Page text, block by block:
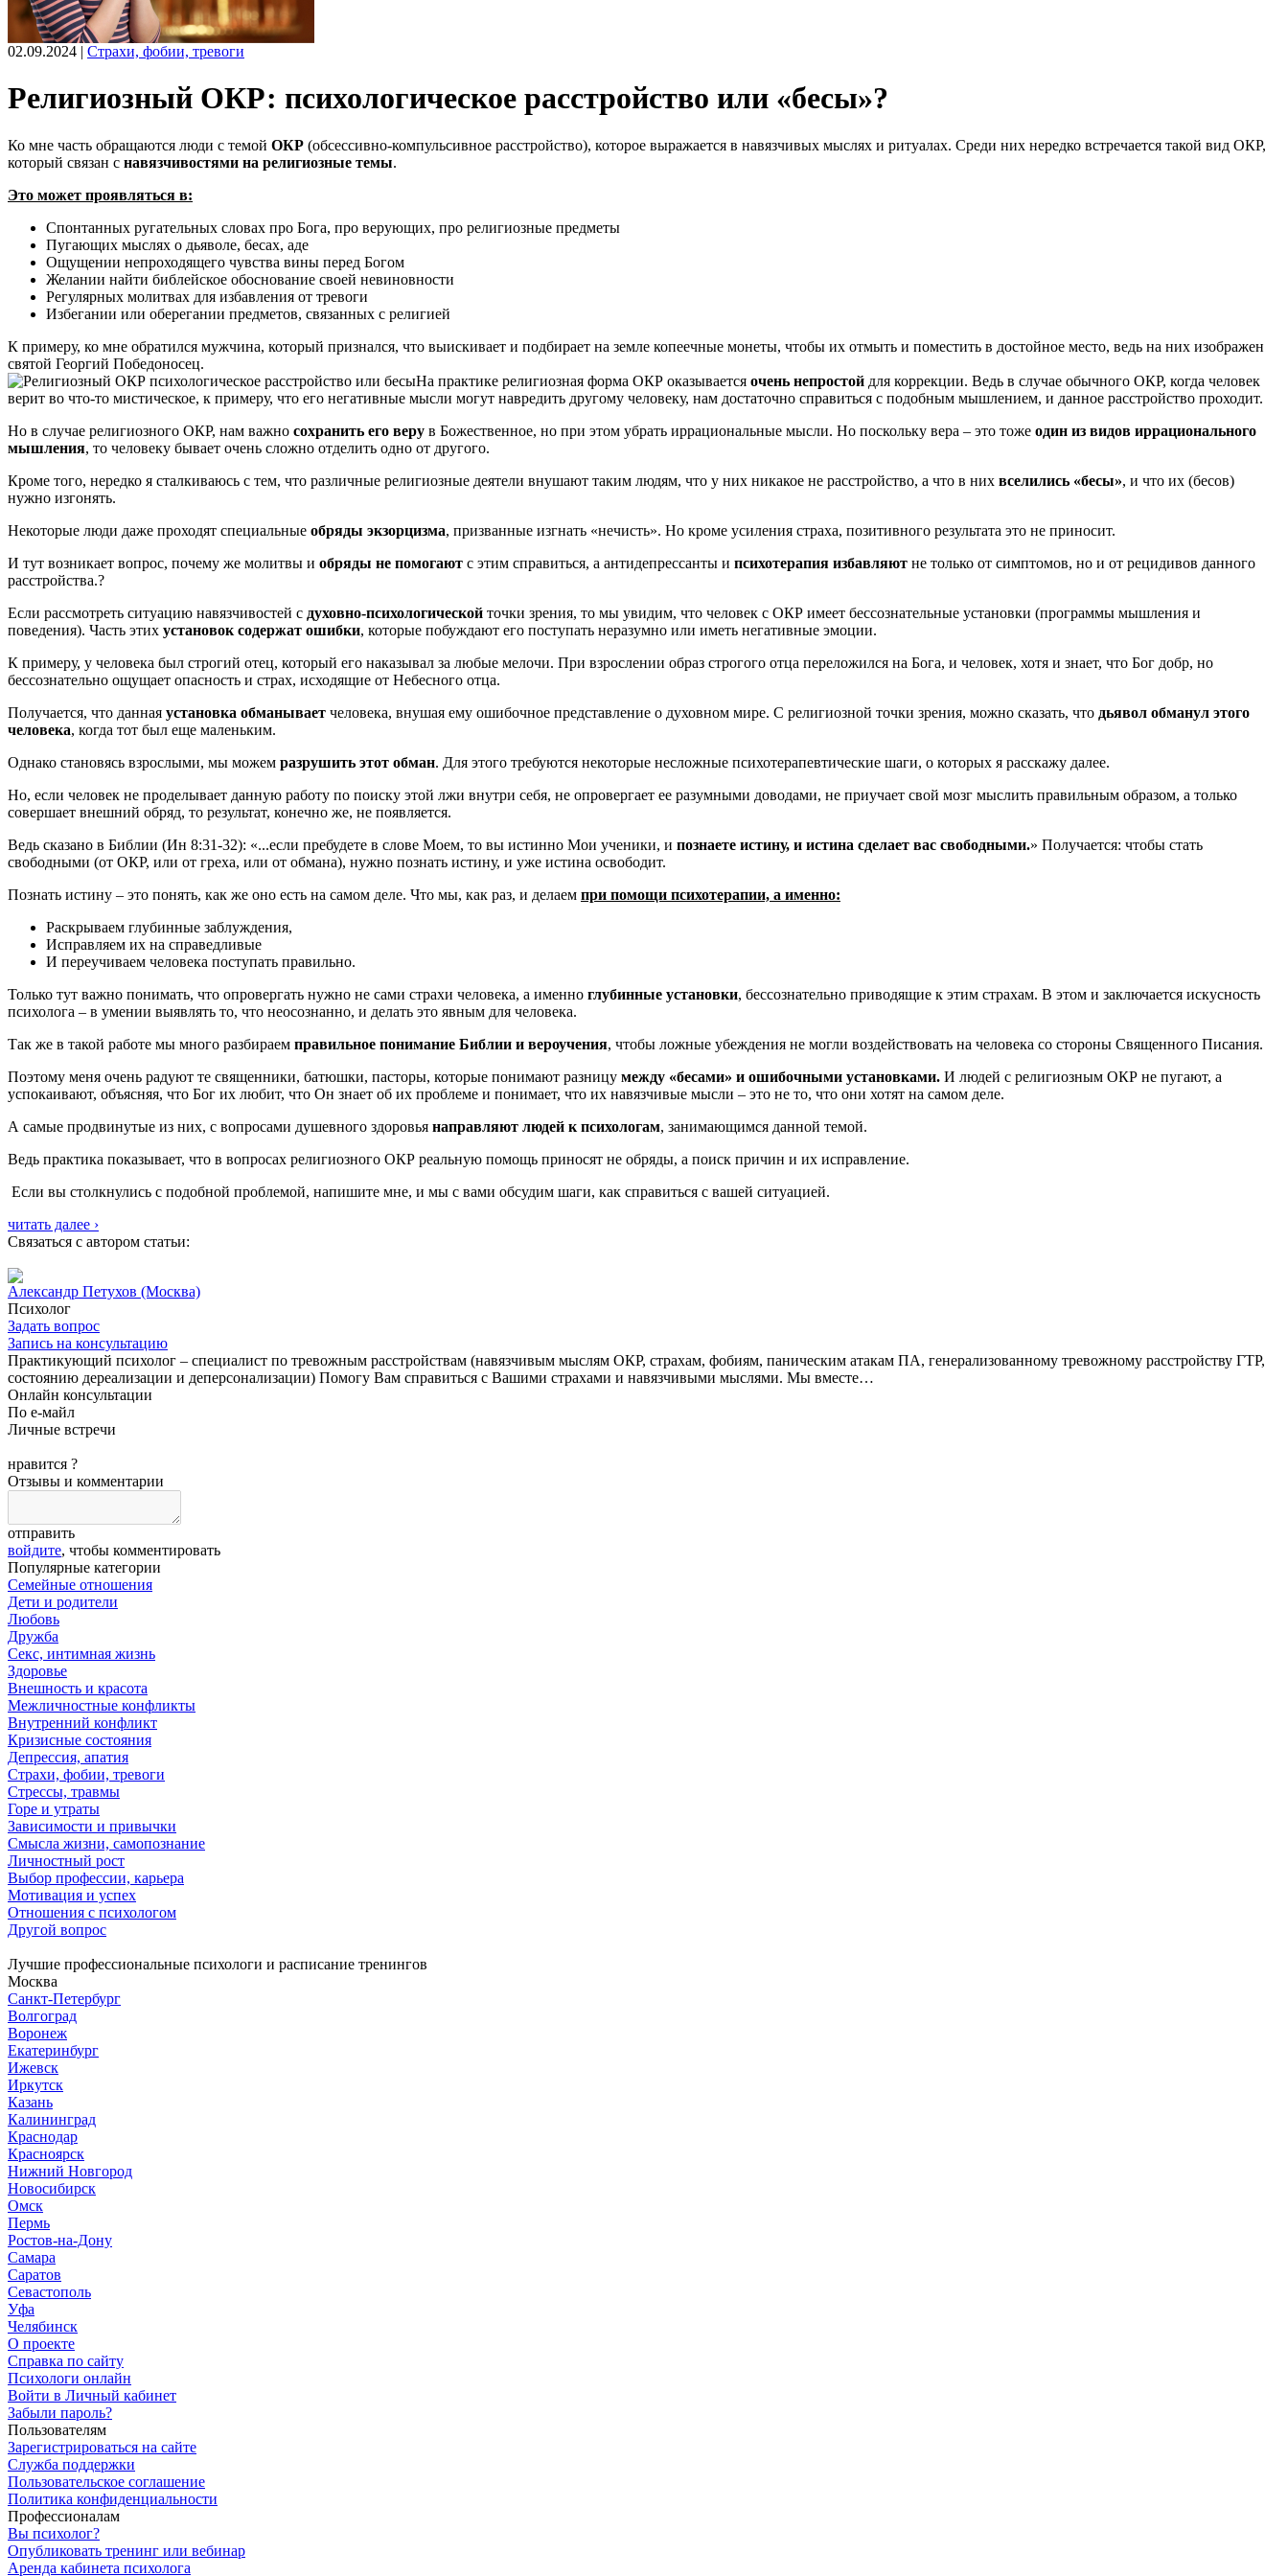
02.09.2024 | Страхи, фобии, тревоги
Религиозный ОКР: психологическое расстройство или «бесы»?
Ко мне часть обращаются люди с темой ОКР (обсессивно-компульсивное расстройство), которое выражается в навязчивых мыслях и ритуалах. Среди них нередко встречается такой вид ОКР,
который связан с навязчивостями на религиозные темы.
Это может проявляться в:
Спонтанных ругательных словах про Бога, про верующих, про религиозные предметы
Пугающих мыслях о дьяволе, бесах, аде
Ощущении непроходящего чувства вины перед Богом
Желании найти библейское обоснование своей невиновности
Регулярных молитвах для избавления от тревоги
Избегании или оберегании предметов, связанных с религией
К примеру, ко мне обратился мужчина, который признался, что выискивает и подбирает на земле копеечные монеты, чтобы их отмыть и поместить в достойное место, ведь на них изображен
святой Георгий Победоносец.
На практике религиозная форма ОКР оказывается очень непростой для коррекции. Ведь в случае обычного ОКР, когда человек
верит во что-то мистическое, к примеру, что его негативные мысли могут навредить другому человеку, нам достаточно справиться с подобным мышлением, и данное расстройство проходит.
Но в случае религиозного ОКР, нам важно сохранить его веру в Божественное, но при этом убрать иррациональные мысли. Но поскольку вера – это тоже один из видов иррационального
мышления, то человеку бывает очень сложно отделить одно от другого.
Кроме того, нередко я сталкиваюсь с тем, что различные религиозные деятели внушают таким людям, что у них никакое не расстройство, а что в них вселились «бесы», и что их (бесов)
нужно изгонять.
Некоторые люди даже проходят специальные обряды экзорцизма, призванные изгнать «нечисть». Но кроме усиления страха, позитивного результата это не приносит.
И тут возникает вопрос, почему же молитвы и обряды не помогают с этим справиться, а антидепрессанты и психотерапия избавляют не только от симптомов, но и от рецидивов данного
расстройства.?
Если рассмотреть ситуацию навязчивостей с духовно-психологической точки зрения, то мы увидим, что человек с ОКР имеет бессознательные установки (программы мышления и
поведения). Часть этих установок содержат ошибки, которые побуждают его поступать неразумно или иметь негативные эмоции.
К примеру, у человека был строгий отец, который его наказывал за любые мелочи. При взрослении образ строгого отца переложился на Бога, и человек, хотя и знает, что Бог добр, но
бессознательно ощущает опасность и страх, исходящие от Небесного отца.
Получается, что данная установка обманывает человека, внушая ему ошибочное представление о духовном мире. С религиозной точки зрения, можно сказать, что дьявол обманул этого
человека, когда тот был еще маленьким.
Однако становясь взрослыми, мы можем разрушить этот обман. Для этого требуются некоторые несложные психотерапевтические шаги, о которых я расскажу далее.
Но, если человек не проделывает данную работу по поиску этой лжи внутри себя, не опровергает ее разумными доводами, не приучает свой мозг мыслить правильным образом, а только
совершает внешний обряд, то результат, конечно же, не появляется.
Ведь сказано в Библии (Ин 8:31-32): «...если пребудете в слове Моем, то вы истинно Мои ученики, и познаете истину, и истина сделает вас свободными.» Получается: чтобы стать
свободными (от ОКР, или от греха, или от обмана), нужно познать истину, и уже истина освободит.
Познать истину – это понять, как же оно есть на самом деле. Что мы, как раз, и делаем при помощи психотерапии, а именно:
Раскрываем глубинные заблуждения,
Исправляем их на справедливые
И переучиваем человека поступать правильно.
Только тут важно понимать, что опровергать нужно не сами страхи человека, а именно глубинные установки, бессознательно приводящие к этим страхам. В этом и заключается искусность
психолога – в умении выявлять то, что неосознанно, и делать это явным для человека.
Так же в такой работе мы много разбираем правильное понимание Библии и вероучения, чтобы ложные убеждения не могли воздействовать на человека со стороны Священного Писания.
Поэтому меня очень радуют те священники, батюшки, пасторы, которые понимают разницу между «бесами» и ошибочными установками. И людей с религиозным ОКР не пугают, а
успокаивают, объясняя, что Бог их любит, что Он знает об их проблеме и понимает, что их навязчивые мысли – это не то, что они хотят на самом деле.
А самые продвинутые из них, с вопросами душевного здоровья направляют людей к психологам, занимающимся данной темой.
Ведь практика показывает, что в вопросах религиозного ОКР реальную помощь приносят не обряды, а поиск причин и их исправление.
Если вы столкнулись с подобной проблемой, напишите мне, и мы с вами обсудим шаги, как справиться с вашей ситуацией.
читать далее ›
Связаться с автором статьи:
Александр Петухов (Москва)
Психолог
Задать вопрос
Запись на консультацию
Практикующий психолог – специалист по тревожным расстройствам (навязчивым мыслям ОКР, страхам, фобиям, паническим атакам ПА, генерализованному тревожному расстройству ГТР,
состоянию дереализации и деперсонализации) Помогу Вам справиться с Вашими страхами и навязчивыми мыслями. Мы вместе…
Онлайн консультации
По е-майл
Личные встречи
нравится ?
Отзывы и комментарии
отправить
войдите, чтобы комментировать
Популярные категории
Семейные отношения
Дети и родители
Любовь
Дружба
Секс, интимная жизнь
Здоровье
Внешность и красота
Межличностные конфликты
Внутренний конфликт
Кризисные состояния
Депрессия, апатия
Страхи, фобии, тревоги
Стрессы, травмы
Горе и утраты
Зависимости и привычки
Смысла жизни, самопознание
Личностный рост
Выбор профессии, карьера
Мотивация и успех
Отношения с психологом
Другой вопрос
Лучшие профессиональные психологи и расписание тренингов
Москва
Санкт-Петербург
Волгоград
Воронеж
Екатеринбург
Ижевск
Иркутск
Казань
Калининград
Краснодар
Красноярск
Нижний Новгород
Новосибирск
Омск
Пермь
Ростов-на-Дону
Самара
Саратов
Севастополь
Уфа
Челябинск
О проекте
Справка по сайту
Психологи онлайн
Войти в Личный кабинет
Забыли пароль?
Пользователям
Зарегистрироваться на сайте
Служба поддержки
Пользовательское соглашение
Политика конфиденциальности
Профессионалам
Вы психолог?
Опубликовать тренинг или вебинар
Аренда кабинета психолога